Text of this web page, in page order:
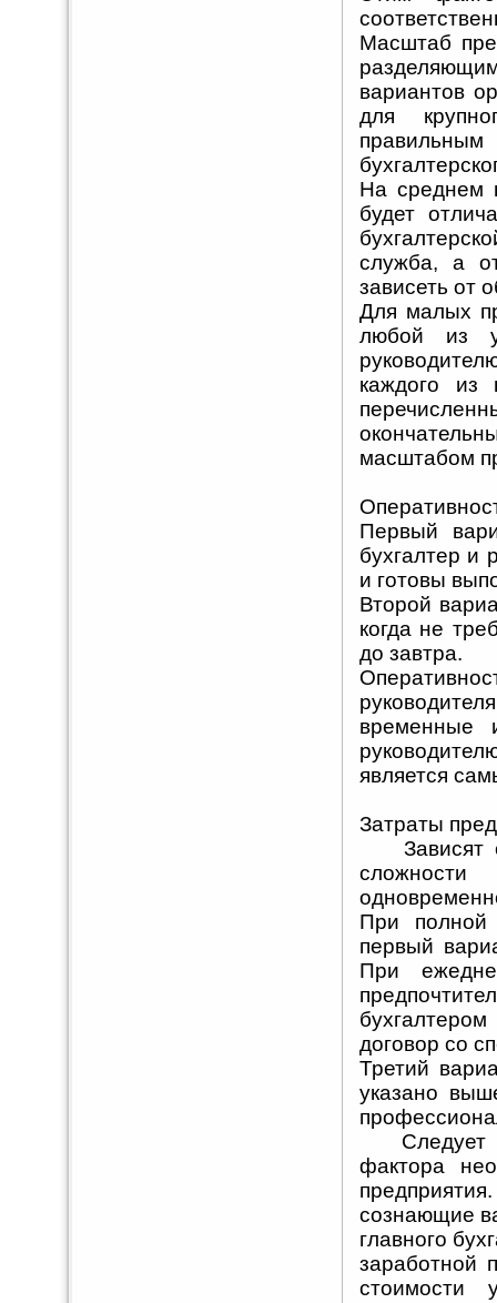
Масштаб
вариантов
для
На среднем
будет
служба, а
зависеть от
Для малых
любой из
каждого из
масштабом
Первый
бухгалтер и
и готовы
Второй
когда не
до завтра.
временные
является
Затраты
Зависят
сложности
При полной
первый
При
договор со
Третий
указано
Следует
фактора
сознающие
главного
заработной
стоимости